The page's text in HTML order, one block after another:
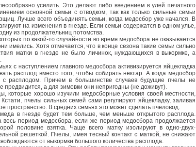
усилить. Это делают либо введением в улей печатного
основной семьи с отводком, так как только сильные семьи
Лучше всего объединять семьи, когда медосбор уже начался. В
на изменения в гнезде. Если семьи содержатся в одном улье,
из продолжательниц потомства.
по какой-то случайности во время медосбора не оказывается
имелись. Хотя отмечается, что в конце сезона такие семьи сильно
матки в гнезде не было личинок, нуждающихся в выкормке, а
с наступлением главного медосбора активизируется яйцекладка
расплод вместо того, чтобы собирать нектар. А когда медосбор
с расплодом. Причем в большинстве случаев будущие пчелы не
предвидится, а для зимовки они непригодны (не доживут).
которые хорошо изучили медосборные условия своей местности,
пчелы сильных семей сами регулируют яйцекладку, заливая
пространство. В средних семьях это может сделать пчеловод.
в гнезде будет тем больше, чем меньше открытого расплода.
весь период медосбора, если же период медосбора продолжается
половине взятка. Чаще всего матку изолируют в одно-двух-
решеткой. Пчелы, имея тесный контакт с маткой, не снижают
от выкормки большого количества расплода.